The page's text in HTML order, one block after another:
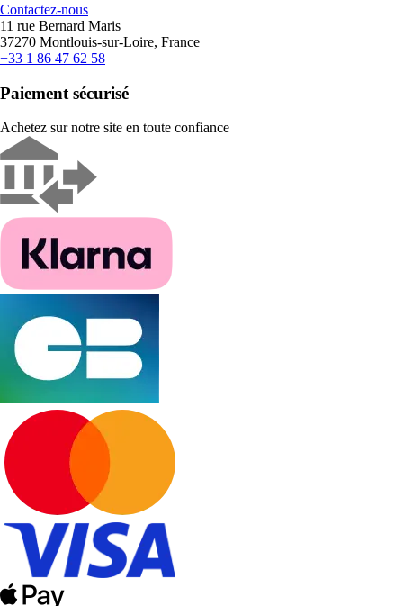
Contactez-nous
11 rue Bernard Maris
37270 Montlouis-sur-Loire, France
+33 1 86 47 62 58
Paiement sécurisé
Achetez sur notre site en toute confiance